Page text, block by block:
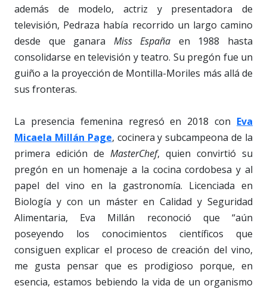
además de modelo, actriz y presentadora de
televisión, Pedraza había recorrido un largo camino
desde que ganara Miss España en 1988 hasta
consolidarse en televisión y teatro. Su pregón fue un
guiño a la proyección de Montilla-Moriles más allá de
sus fronteras.
La presencia femenina regresó en 2018 con Eva
Micaela Millán Page, cocinera y subcampeona de la
primera edición de MasterChef, quien convirtió su
pregón en un homenaje a la cocina cordobesa y al
papel del vino en la gastronomía. Licenciada en
Biología y con un máster en Calidad y Seguridad
Alimentaria, Eva Millán reconoció que “aún
poseyendo los conocimientos científicos que
consiguen explicar el proceso de creación del vino,
me gusta pensar que es prodigioso porque, en
esencia, estamos bebiendo la vida de un organismo